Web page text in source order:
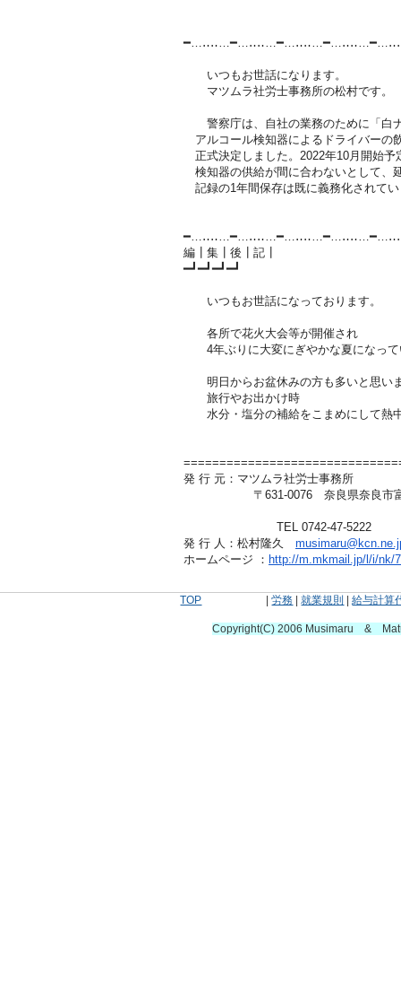
いつもお世話になります。
マツムラ社労士事務所の松村です。
警察庁は、自社の業務のために「白
アルコール検知器によるドライバーの
正式決定しました。2022年10月開始予
検知器の供給が間に合わないとして、
記録の1年間保存は既に義務化されて
編┃集┃後┃記┃
━┛━┛━┛━┛
いつもお世話になっております。
各所で花火大会等が開催され
4年ぶりに大変にぎやかな夏になって
明日からお盆休みの方も多いと思い
旅行やお出かけ時
水分・塩分の補給をこまめにして熱
==============================
発 行 元：マツムラ社労士事務所
〒631-0076 奈良県奈良市富雄
TEL 0742-47-5222
発 行 人：松村隆久
ホームページ ： http://m.mkmail.jp/l/i/nk/
TOP |労務 |就業規則 |給与計算
Copyright(C) 2006 Musimaru &